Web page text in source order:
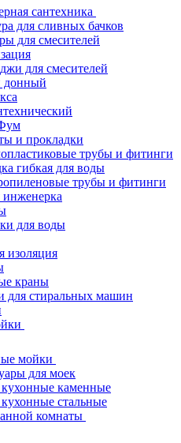
сантехника
для сливных бачков
для смесителей
для смесителей
донный
и прокладки
трубы и фитинги
гибкая для воды
трубы и фитинги
для воды
изоляция
краны
для стиральных машин
мойки
для моек
каменные
стальные
комнаты